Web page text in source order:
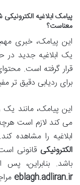
معناست؟
این پیامک، خبری
یک ابلاغیه جدید در
قرار گرفته است.
برای ردیابی دقیق تر
این پیامک، مانند
می کند لازم است
ابلاغیه را مشاهده
الکترونیکی قانونی
باشد. بنابراین،
eblagh.adliran.ir